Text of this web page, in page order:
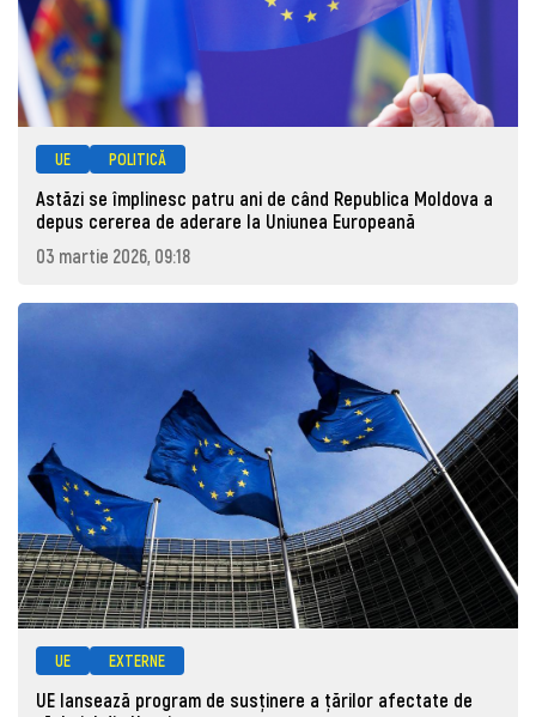
UE POLITICĂ
Astăzi se împlinesc patru ani de când Republica Moldova a
depus cererea de aderare la Uniunea Europeană
03 martie 2026, 09:18
UE EXTERNE
UE lansează program de susținere a țărilor afectate de